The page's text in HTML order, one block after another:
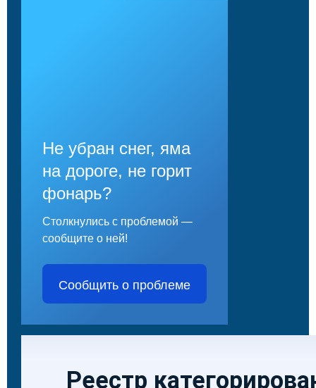
Не убран снег, яма
на дороге, не горит
фонарь?
Столкнулись с проблемой —
сообщите о ней!
Сообщить о проблеме